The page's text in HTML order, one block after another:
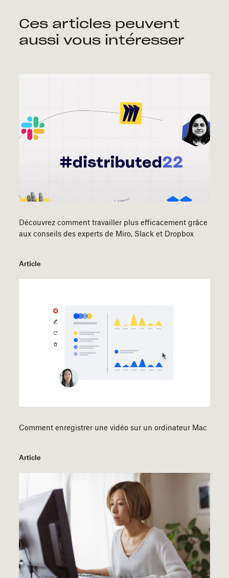
Ces articles peuvent
aussi vous intéresser
Découvrez comment travailler plus efficacement grâce
aux conseils des experts de Miro, Slack et Dropbox
Article
Comment enregistrer une vidéo sur un ordinateur Mac
Article